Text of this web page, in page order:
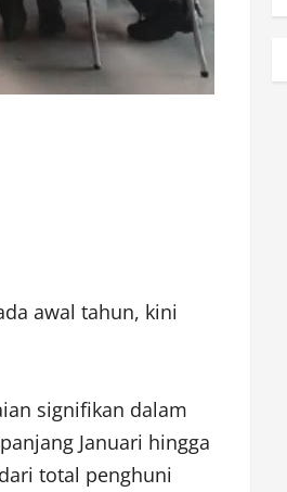
awal tahun, kini
signifikan dalam
Januari hingga
total penghuni